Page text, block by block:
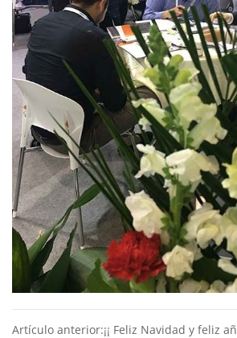
Artículo anterior:¡¡ Feliz Navidad y feliz